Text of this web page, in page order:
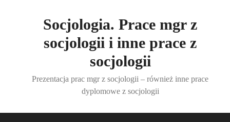
Socjologia. Prace mgr z
socjologii i inne prace z
socjologii
Prezentacja prac mgr z socjologii – również inne prace
dyplomowe z socjologii